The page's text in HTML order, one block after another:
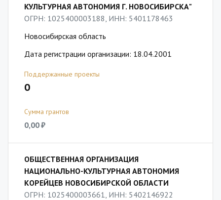
КУЛЬТУРНАЯ АВТОНОМИЯ Г. НОВОСИБИРСКА"
ОГРН: 1025400003188, ИНН: 5401178463
Новосибирская область
Дата регистрации организации: 18.04.2001
Поддержанные проекты
0
Сумма грантов
0,00 ₽
ОБЩЕСТВЕННАЯ ОРГАНИЗАЦИЯ
НАЦИОНАЛЬНО-КУЛЬТУРНАЯ АВТОНОМИЯ
КОРЕЙЦЕВ НОВОСИБИРСКОЙ ОБЛАСТИ
ОГРН: 1025400003661, ИНН: 5402146922